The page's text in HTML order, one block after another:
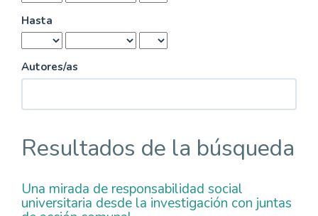
Hasta
Autores/as
Resultados de la búsqueda
Una mirada de responsabilidad social
universitaria desde la investigación con juntas